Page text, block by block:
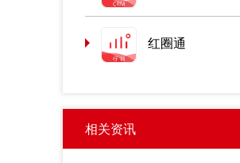
红圈通
相关资讯